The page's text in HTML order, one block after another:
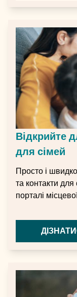
Відкрийте
для сімей
Просто і
та контакти
порталі